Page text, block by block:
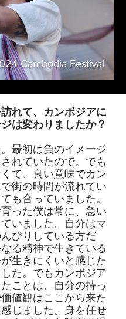
Cambodia Festival
れて、カンボジアに
は変わりましたか？
最初は負のイメージ
れていたので。でも
て、良い意味でカン
街の時間が流れてい
も合っていました。
った僕は常に、急い
いました。自分はマ
びりしている方だ
る精神で生きている
生きにくいと感じた
た。でもカンボジア
ことは、自分の持っ
値観はここから来た
じました。身を任せ